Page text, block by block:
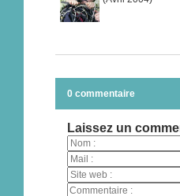
0 commentaire
Laissez un